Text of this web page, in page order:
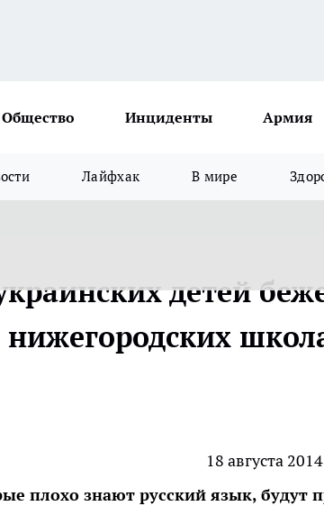
Общество Инциденты Армия
Лайфхак В мире
детей
нижегородских
18 августа 2014
плохо знают русский язык, будут